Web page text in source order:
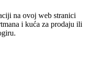
na ovoj web stranici
i kuća za prodaju ili